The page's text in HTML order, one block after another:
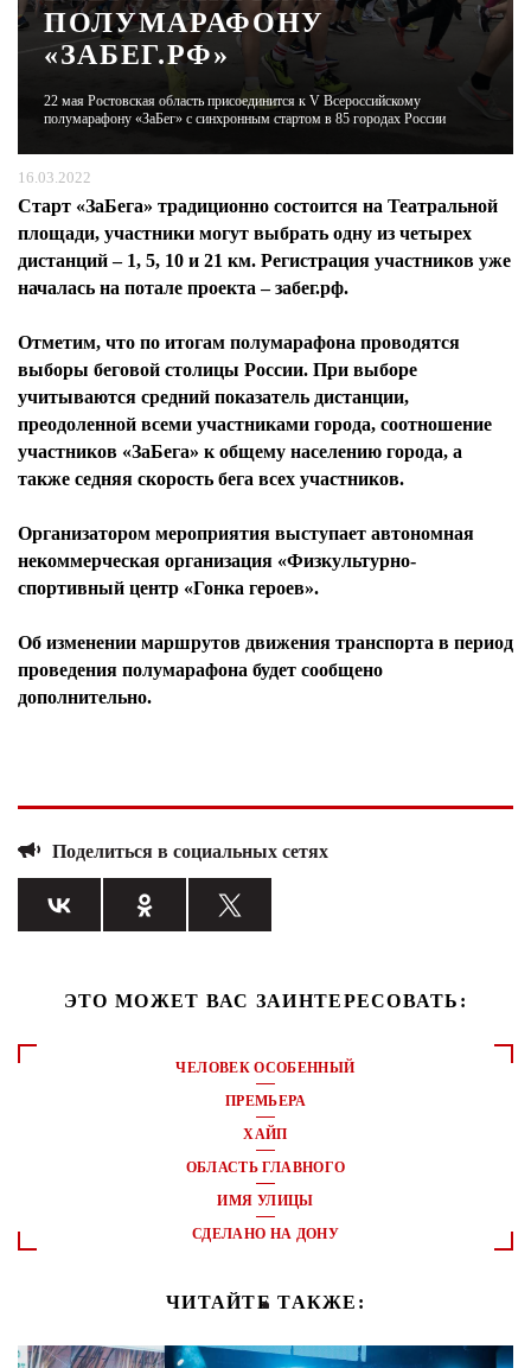
ЖУРНАЛ
ПОЛУМАРАФОНУ
«ЗАБЕГ.РФ»
22 мая Ростовская область присоединится к V Всероссийскому
полумарафону «ЗаБег» с синхронным стартом в 85 городах России
16.03.2022
Старт «ЗаБега» традиционно состоится на Театральной
площади, участники могут выбрать одну из четырех
дистанций – 1, 5, 10 и 21 км. Регистрация участников уже
началась на потале проекта – забег.рф.
Отметим, что по итогам полумарафона проводятся
выборы беговой столицы России. При выборе
учитываются средний показатель дистанции,
преодоленной всеми участниками города, соотношение
участников «ЗаБега» к общему населению города, а
также седняя скорость бега всех участников.
Организатором мероприятия выступает автономная
некоммерческая организация «Физкультурно-
спортивный центр «Гонка героев».
Об изменении маршрутов движения транспорта в период
проведения полумарафона будет сообщено
дополнительно.
Поделиться в социальных сетях
ЭТО МОЖЕТ ВАС ЗАИНТЕРЕСОВАТЬ:
ЧЕЛОВЕК ОСОБЕННЫЙ
ПРЕМЬЕРА
ХАЙП
ОБЛАСТЬ ГЛАВНОГО
ИМЯ УЛИЦЫ
СДЕЛАНО НА ДОНУ
ЧИТАЙТЕ ТАКЖЕ: